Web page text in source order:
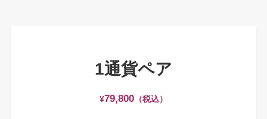
1通貨ペア
¥79,800 （税込）